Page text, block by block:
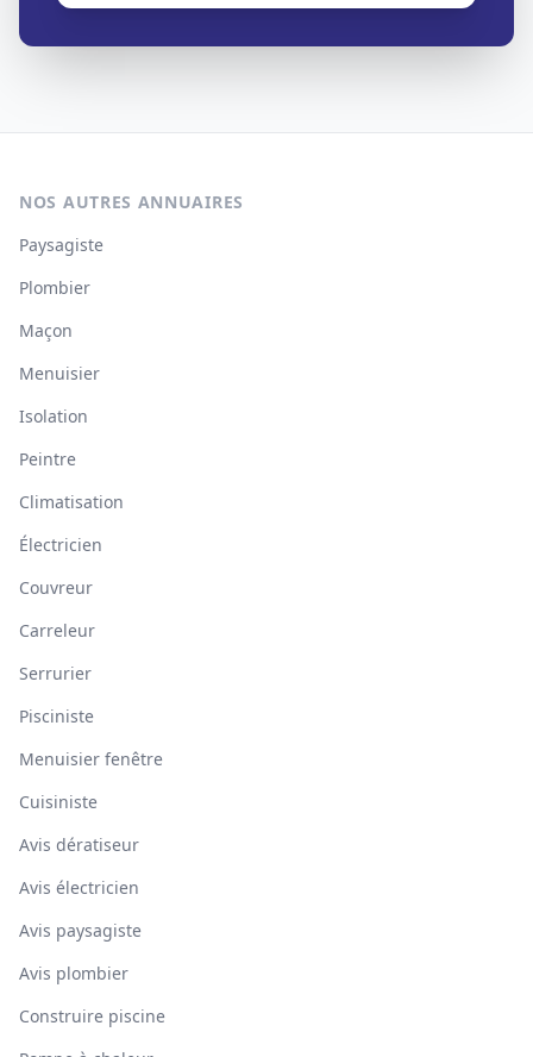
NOS AUTRES ANNUAIRES
Paysagiste
Plombier
Maçon
Menuisier
Isolation
Peintre
Climatisation
Électricien
Couvreur
Carreleur
Serrurier
Pisciniste
Menuisier fenêtre
Cuisiniste
Avis dératiseur
Avis électricien
Avis paysagiste
Avis plombier
Construire piscine